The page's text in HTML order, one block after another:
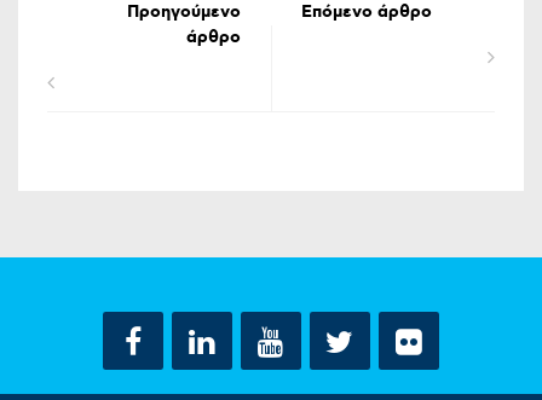
Προηγούμενο
άρθρο
Επόμενο άρθρο